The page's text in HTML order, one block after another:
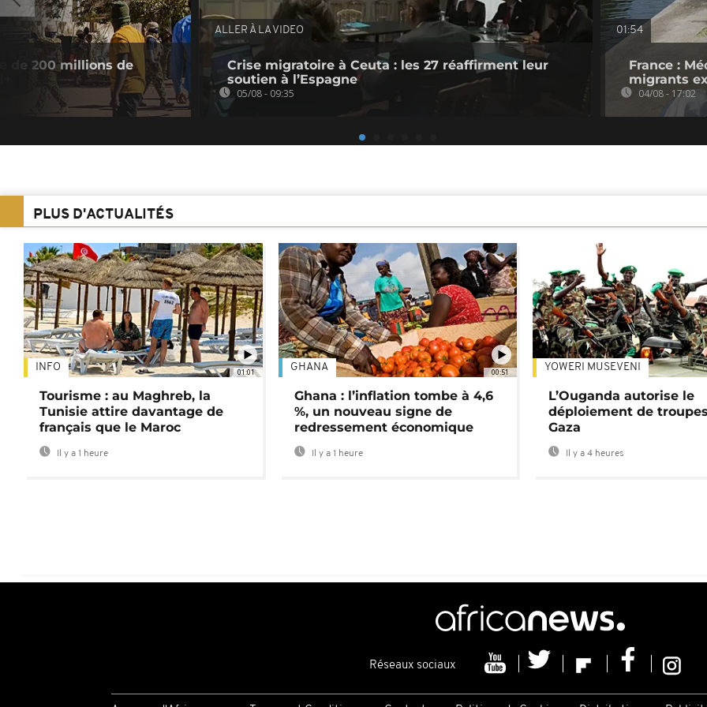
de 200 millions de
ALLER À LA VIDEO
Crise migratoire à Ceuta : les 27 réaffirment leur
soutien à l’Espagne
05/08 - 09:35
01:54
France :
migrants
04/08 - 17:02
PLUS D'ACTUALITÉS
01:01
INFO
Tourisme : au Maghreb, la
Tunisie attire davantage de
français que le Maroc
Il y a 1 heure
00:51
GHANA
Ghana : l’inflation tombe à 4,6
%, un nouveau signe de
redressement économique
Il y a 1 heure
YOWERI MUSEVENI
L’Ouganda autorise le
déploiement de
Gaza
Il y a 4 heures
Réseaux sociaux